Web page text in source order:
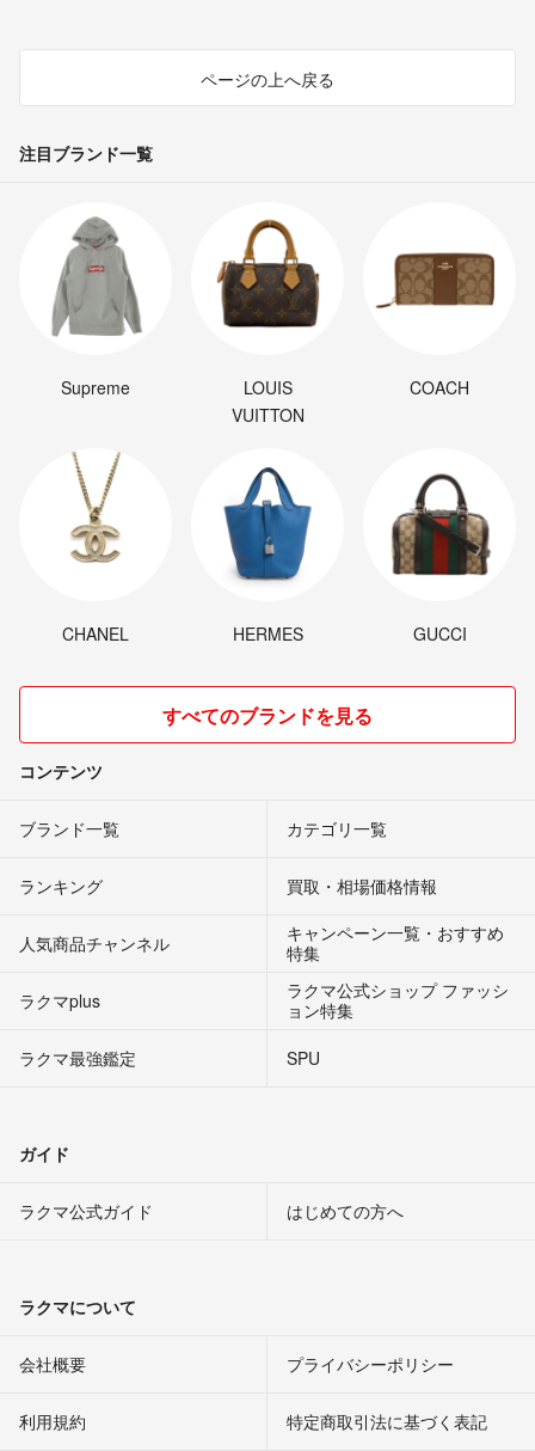
ページの上へ戻る
注目ブランド一覧
Supreme
LOUIS
VUITTON
COACH
CHANEL HERMES GUCCI
すべてのブランドを見る
コンテンツ
ブランド一覧 カテゴリ一覧
ランキング 買取・相場価格情報
人気商品チャンネル
キャンペーン一覧・おすすめ
特集
ラクマplus
ラクマ公式ショップ ファッシ
ョン特集
ラクマ最強鑑定
SPU
ガイド
ラクマ公式ガイド はじめての方へ
ラクマについて
会社概要 プライバシーポリシー
利用規約 特定商取引法に基づく表記